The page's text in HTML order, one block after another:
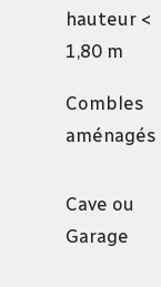
hauteur <
1,80 m
Combles
aménagés
Cave ou
Garage